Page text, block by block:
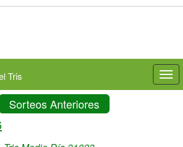
Tris
Sorteos Anteriores